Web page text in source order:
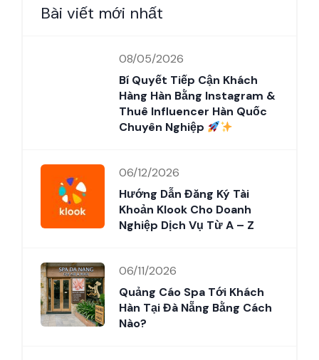
Bài viết mới nhất
08/05/2026
Bí Quyết Tiếp Cận Khách
Hàng Hàn Bằng Instagram &
Thuê Influencer Hàn Quốc
Chuyên Nghiệp
06/12/2026
Hướng Dẫn Đăng Ký Tài
Khoản Klook Cho Doanh
Nghiệp Dịch Vụ Từ A – Z
06/11/2026
Quảng Cáo Spa Tới Khách
Hàn Tại Đà Nẵng Bằng Cách
Nào?